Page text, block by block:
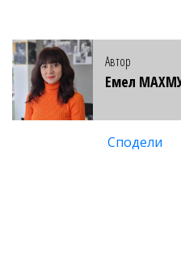
Автор
Емел
Сподели